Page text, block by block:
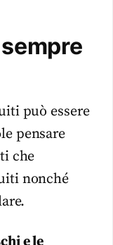
può essere
pensare
che
nonché